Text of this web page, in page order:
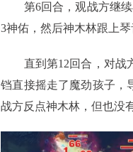
第6回合，观战方继续
3神佑，然后神木林跟上琴
直到第12回合，对战方
铛直接摇走了魔劲孩子，
战方反点神木林，但也没